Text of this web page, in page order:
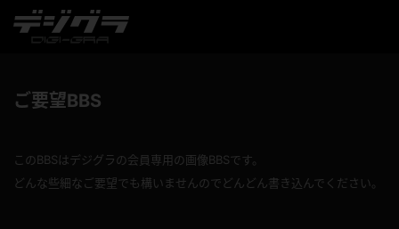
ご要望BBS
このBBSはデジグラの会員専用の画像BBSです。
どんな些細なご要望でも構いませんのでどんどん書き込んでください。